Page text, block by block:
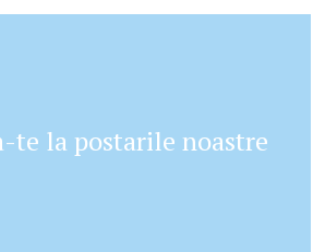
te la postarile noastre